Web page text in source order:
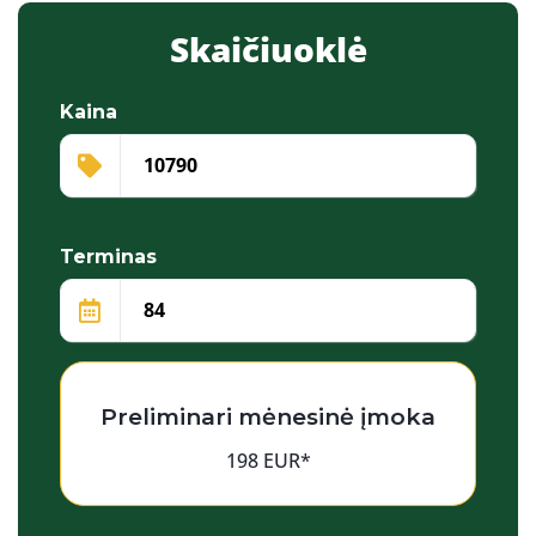
Skaičiuoklė
Kaina
Terminas
Preliminari mėnesinė įmoka
198 EUR*